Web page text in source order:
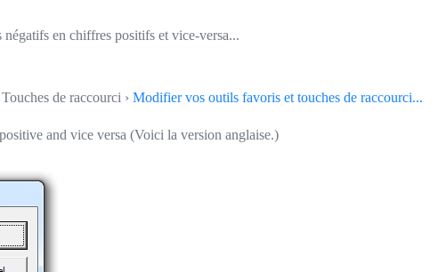
en chiffres positifs et vice-versa...
de raccourci › Modifier vos outils favoris et touches de raccourci...
and vice versa (Voici la version anglaise.)